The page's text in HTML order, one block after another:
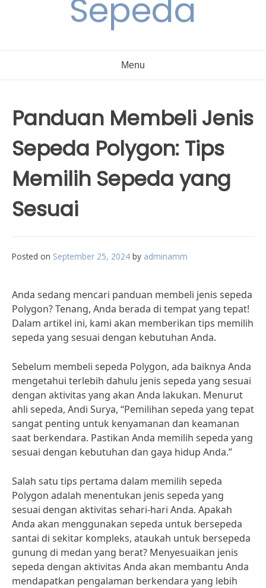
Sepeda
Menu
Panduan Membeli Jenis
Sepeda Polygon: Tips
Memilih Sepeda yang
Sesuai
Posted on September 25, 2024 by adminamm
Anda sedang mencari panduan membeli jenis sepeda
Polygon? Tenang, Anda berada di tempat yang tepat!
Dalam artikel ini, kami akan memberikan tips memilih
sepeda yang sesuai dengan kebutuhan Anda.
Sebelum membeli sepeda Polygon, ada baiknya Anda
mengetahui terlebih dahulu jenis sepeda yang sesuai
dengan aktivitas yang akan Anda lakukan. Menurut
ahli sepeda, Andi Surya, “Pemilihan sepeda yang tepat
sangat penting untuk kenyamanan dan keamanan
saat berkendara. Pastikan Anda memilih sepeda yang
sesuai dengan kebutuhan dan gaya hidup Anda.”
Salah satu tips pertama dalam memilih sepeda
Polygon adalah menentukan jenis sepeda yang
sesuai dengan aktivitas sehari-hari Anda. Apakah
Anda akan menggunakan sepeda untuk bersepeda
santai di sekitar kompleks, ataukah untuk bersepeda
gunung di medan yang berat? Menyesuaikan jenis
sepeda dengan aktivitas Anda akan membantu Anda
mendapatkan pengalaman berkendara yang lebih